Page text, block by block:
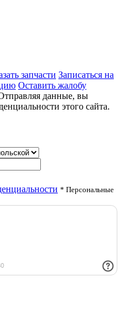
запчасти Записаться на
Оставить жалобу
данные, вы
этого сайта.
* Персональные